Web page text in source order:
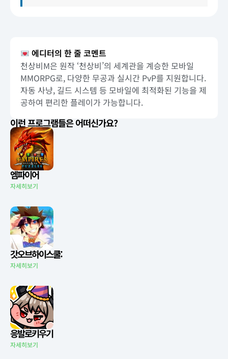
에디터의 한 줄 코멘트
천상비M은 원작 ‘천상비’의 세계관을 계승한 모바일
MMORPG로, 다양한 무공과 실시간 PvP를 지원합니다.
자동 사냥, 길드 시스템 등 모바일에 최적화된 기능을 제
공하여 편리한 플레이가 가능합니다.
이런 프로그램들은 어떠신가요?
엠파이어
자세히보기
갓오브하이스쿨:
자세히보기
응발로키우기
자세히보기